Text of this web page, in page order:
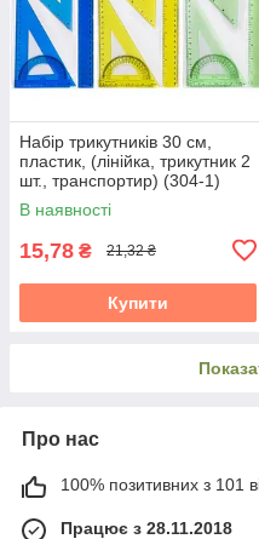
Набір трикутників 30 см,
пластик, (лінійка, трикутник 2
шт., транспортир) (304-1)
65324
В наявності
15,78 ₴ 21,32 ₴
Купити
Про нас
100% позитивних з 101
Працює з 28.11.2018